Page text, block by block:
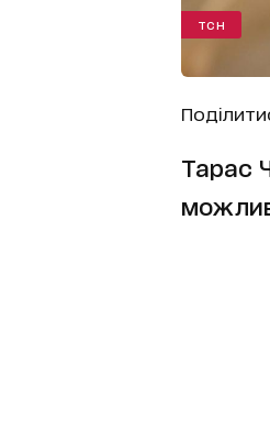
ТСН
Тарас